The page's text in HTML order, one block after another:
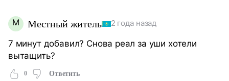
М Местный житель 2 года назад
7 минут добавил? Снова реал за уши хотели
вытащить?
0 Ответить